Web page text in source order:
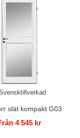
slät kompakt G03
4 545 kr